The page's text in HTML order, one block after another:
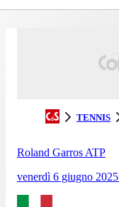
TENNIS
Roland Garros ATP
venerdì 6 giugno 2025